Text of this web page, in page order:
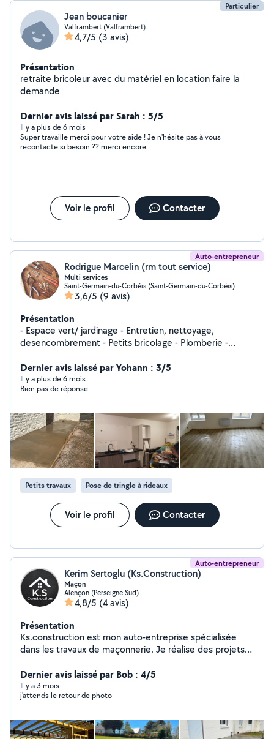
Particulier
Jean boucanier
Valframbert (Valframbert)
4,7/5 (3 avis)
Présentation
retraite bricoleur avec du matériel en location faire la
demande
Dernier avis laissé par Sarah : 5/5
Il y a plus de 6 mois
Super travaille merci pour votre aide ! Je n'hésite pas à vous
recontacte si besoin ?? merci encore
Voir le profil Contacter
Auto-entrepreneur
Rodrigue Marcelin (rm tout service)
Multi services
Saint-Germain-du-Corbéis (Saint-Germain-du-Corbéis)
3,6/5 (9 avis)
Présentation
- Espace vert/ jardinage - Entretien, nettoyage,
desencombrement - Petits bricolage - Plomberie -
Dernier avis laissé par Yohann : 3/5
Il y a plus de 6 mois
Rien pas de réponse
Petits travaux Pose de tringle à rideaux
Voir le profil Contacter
Auto-entrepreneur
Kerim Sertoglu (Ks.Construction)
Maçon
Alençon (Perseigne Sud)
4,8/5 (4 avis)
Présentation
Ks.construction est mon auto-entreprise spécialisée
dans les travaux de maçonnerie. Je réalise des projets
d'honneur à la qualité et à la satisfaction de mes clients.
Je m'adapte à vos besoins spécifiques. Mon expertise
me permet de garantir un travail soigné et respectueux
Dernier avis laissé par Bob : 4/5
Il y a 3 mois
j'attends le retour de photo